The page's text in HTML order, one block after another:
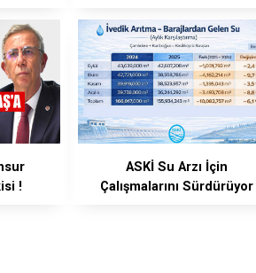
!
ASKİ Su Arzı İçin
Çalışmalarını Sürdürüyor